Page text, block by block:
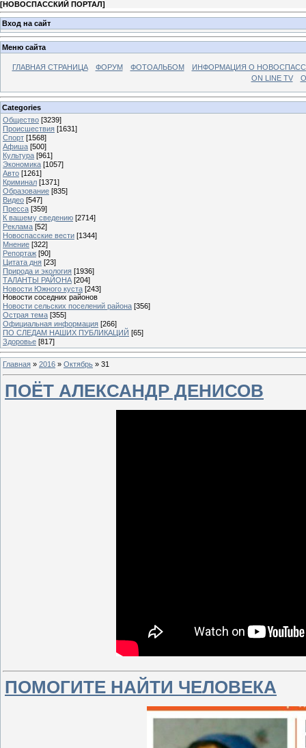
[НОВОСПАССКИЙ ПОРТАЛ]
Вход на сайт
Меню сайта
ГЛАВНАЯ СТРАНИЦА ФОРУМ ФОТОАЛЬБОМ
ИНФОРМАЦИЯ О
ON LINE TV
Categories
Общество [3239]
Происшествия [1631]
Спорт [1568]
Афиша [500]
Культура [961]
Экономика [1057]
Авто [1261]
Криминал [1371]
Образование [835]
Видео [547]
Пресса [359]
К вашему сведению [2714]
Реклама [52]
Новоспасские вести [1344]
Мнение [322]
Репортаж [90]
Цитата дня [23]
Природа и экология [1936]
ТАЛАНТЫ РАЙОНА [204]
Новости Южного куста [243]
Новости соседних районов
Новости сельских поселений района [356]
Острая тема [355]
Официальная информация [266]
ПО СЛЕДАМ НАШИХ ПУБЛИКАЦИЙ [65]
Здоровье [817]
Главная » 2016 » Октябрь » 31
ПОЁТ АЛЕКСАНДР ДЕНИСОВ
ПОМОГИТЕ НАЙТИ ЧЕЛОВЕКА